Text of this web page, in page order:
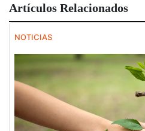
Artículos Relacionados
NOTICIAS